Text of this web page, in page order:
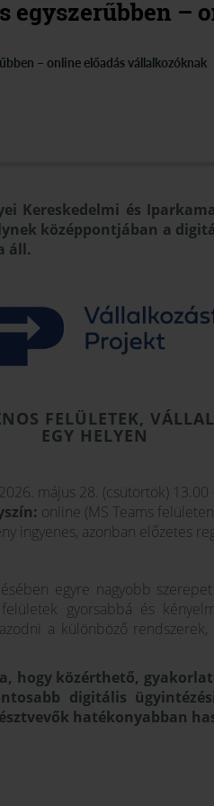
egyszerűbben –
– online előadás vállalkozóknak
Kereskedelmi és
középpontjában a
áll.
FELÜLETEK,
EGY HELYEN
2026. május 28. (csütörtök) 13.00
online (MS Teams
ingyenes, azonban előzetes
egyre nagyobb
gyorsabbá és
a különböző rendszerek,
hogy közérthető,
digitális
hatékonyabban